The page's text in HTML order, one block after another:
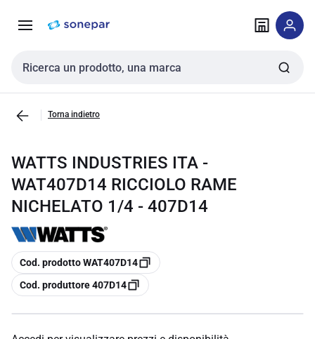
navigazione alla
Cerca input
Torna indietro
WATTS INDUSTRIES ITA -
WAT407D14 RICCIOLO RAME
NICHELATO 1/4 - 407D14
copia
Cod. prodotto WAT407D14
copia
Cod. produttore 407D14